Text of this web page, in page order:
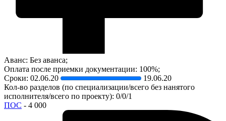
Аванс: Без аванса;
Оплата после приемки документации: 100%;
Сроки: 02.06.20
19.06.20
Кол-во разделов (по специализации/всего без нанятого
исполнителя/всего по проекту): 0/0/1
ПОС - 4 000